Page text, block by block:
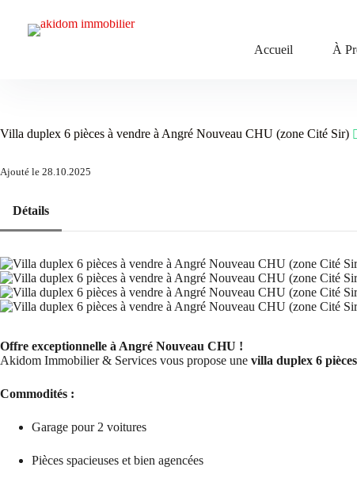
contenu
Accueil
À
Villa duplex 6 pièces à vendre à Angré Nouveau CHU (zone Cité Sir)
Ajouté le 28.10.2025
Détails
Offre exceptionnelle à Angré Nouveau CHU !
Akidom Immobilier & Services vous propose une villa duplex 6 pièces
Commodités :
Garage pour 2 voitures
Pièces spacieuses et bien agencées